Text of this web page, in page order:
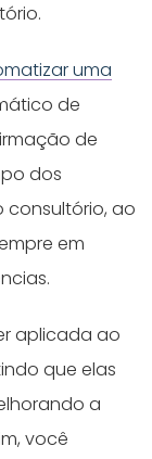
uma
de
de
dos
consultório, ao
em
aplicada ao
que elas
a
você